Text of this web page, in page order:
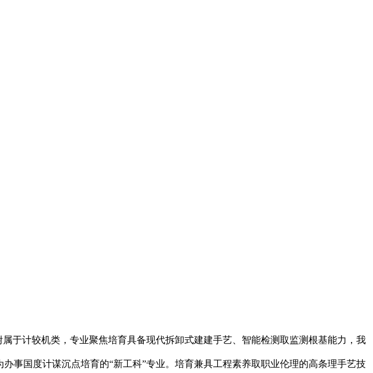
计较机类，专业聚焦培育具备现代拆卸式建建手艺、智能检测取监测根基能力，我
事国度计谋沉点培育的“新工科”专业。培育兼具工程素养取职业伦理的高条理手艺技